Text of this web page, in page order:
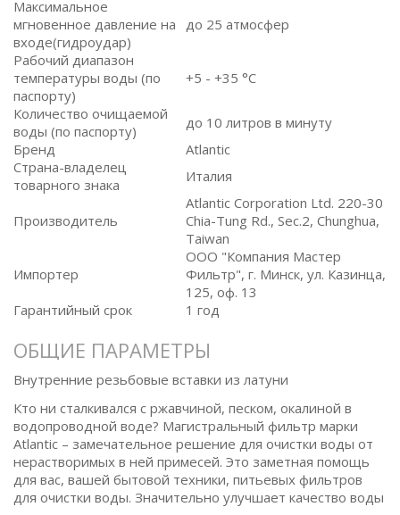
Максимальное
мгновенное давление на
входе(гидроудар)
до 25 атмосфер
Рабочий диапазон
температуры воды (по
паспорту)
+5 - +35 °C
Количество очищаемой
воды (по паспорту)
до 10 литров в минуту
Бренд
Atlantic
Страна-владелец
товарного знака
Италия
Производитель
Atlantic Corporation Ltd. 220-30
Chia-Tung Rd., Sec.2, Chunghua,
Taiwan
Импортер
ООО "Компания Мастер
Фильтр", г. Минск, ул. Казинца,
125, оф. 13
Гарантийный срок
1 год
ОБЩИЕ ПАРАМЕТРЫ
Внутренние резьбовые вставки из латуни
Кто ни сталкивался с ржавчиной, песком, окалиной в
водопроводной воде? Магистральный фильтр марки
Atlantic – замечательное решение для очистки воды от
нерастворимых в ней примесей. Это заметная помощь
для вас, вашей бытовой техники, питьевых фильтров
для очистки воды. Значительно улучшает качество воды